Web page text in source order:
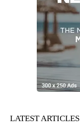
LATEST ARTICLES